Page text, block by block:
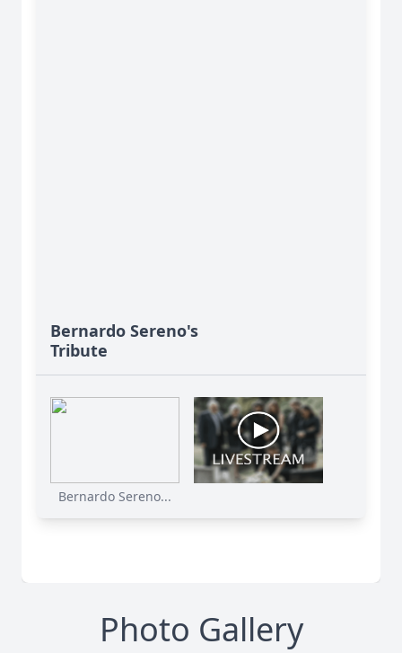
Bernardo Sereno's
Tribute
Bernardo Sereno...
Photo Gallery